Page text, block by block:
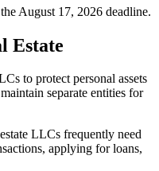
August 17, 2026 deadline.
Estate
to protect personal assets
separate entities for
LLCs frequently need
applying for loans,